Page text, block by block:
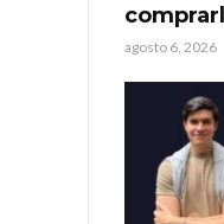
agosto 6, 2026